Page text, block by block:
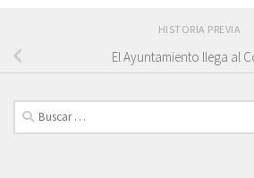
HISTORIA PREVIA
El Ayuntamiento llega al
Buscar: